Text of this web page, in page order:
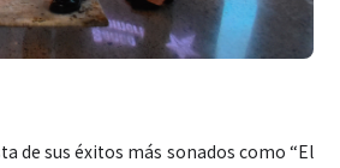
de sus éxitos más sonados como “El